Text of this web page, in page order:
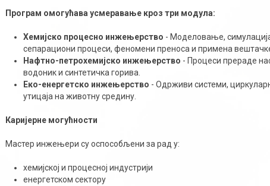
Програм омогућава усмеравање кроз три модула:
Хемијско процесно инжењерство - Моделовање,
сепарациони процеси, феномени преноса и примена
Нафтно-петрохемијско инжењерство - Процеси прераде
водоник и синтетичка горива.
Еко-енергетско инжењерство - Одрживи системи,
утицаја на животну средину.
Каријерне могућности
Мастер инжењери су оспособљени за рад у:
хемијској и процесној индустрији
енергетском сектору